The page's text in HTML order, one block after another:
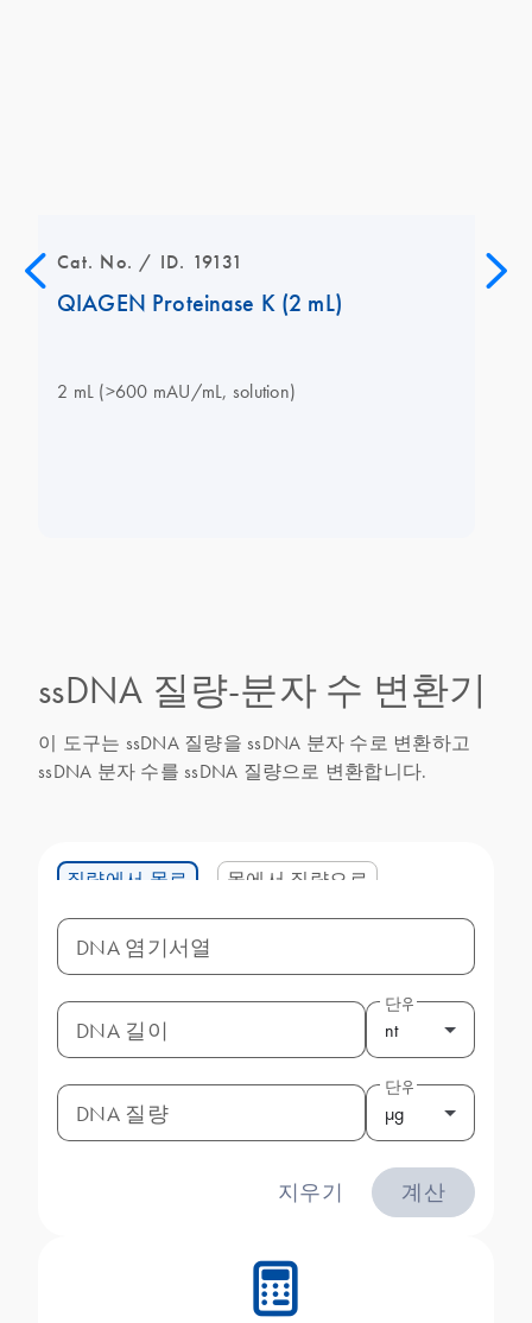
Cat. No. / ID. 19131
QIAGEN Proteinase K (2 mL)
2 mL (>600 mAU/mL, solution)
ssDNA 질량-분자 수 변환기
이 도구는 ssDNA 질량을 ssDNA 분자 수로 변환하고
ssDNA 분자 수를 ssDNA 질량으로 변환합니다.
질량에서 몰로 몰에서 질량으로
DNA 염기서열
DNA 길이
단위
nt
DNA 질량
단위
μg
계산
지우기
icon_0330_cc_gen_calculator-s